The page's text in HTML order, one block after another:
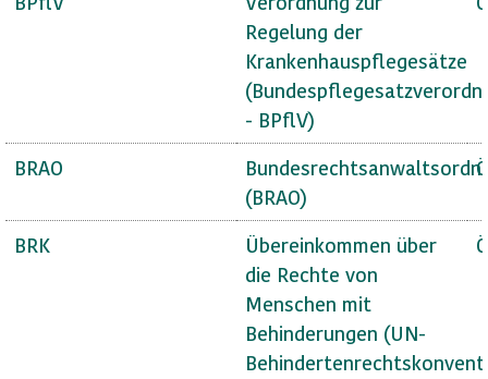
Regelung der
Krankenhauspflegesätze
- BPflV)
BRAO
(BRAO)
BRK
Übereinkommen über
die Rechte von
Menschen mit
Behinderungen (UN-